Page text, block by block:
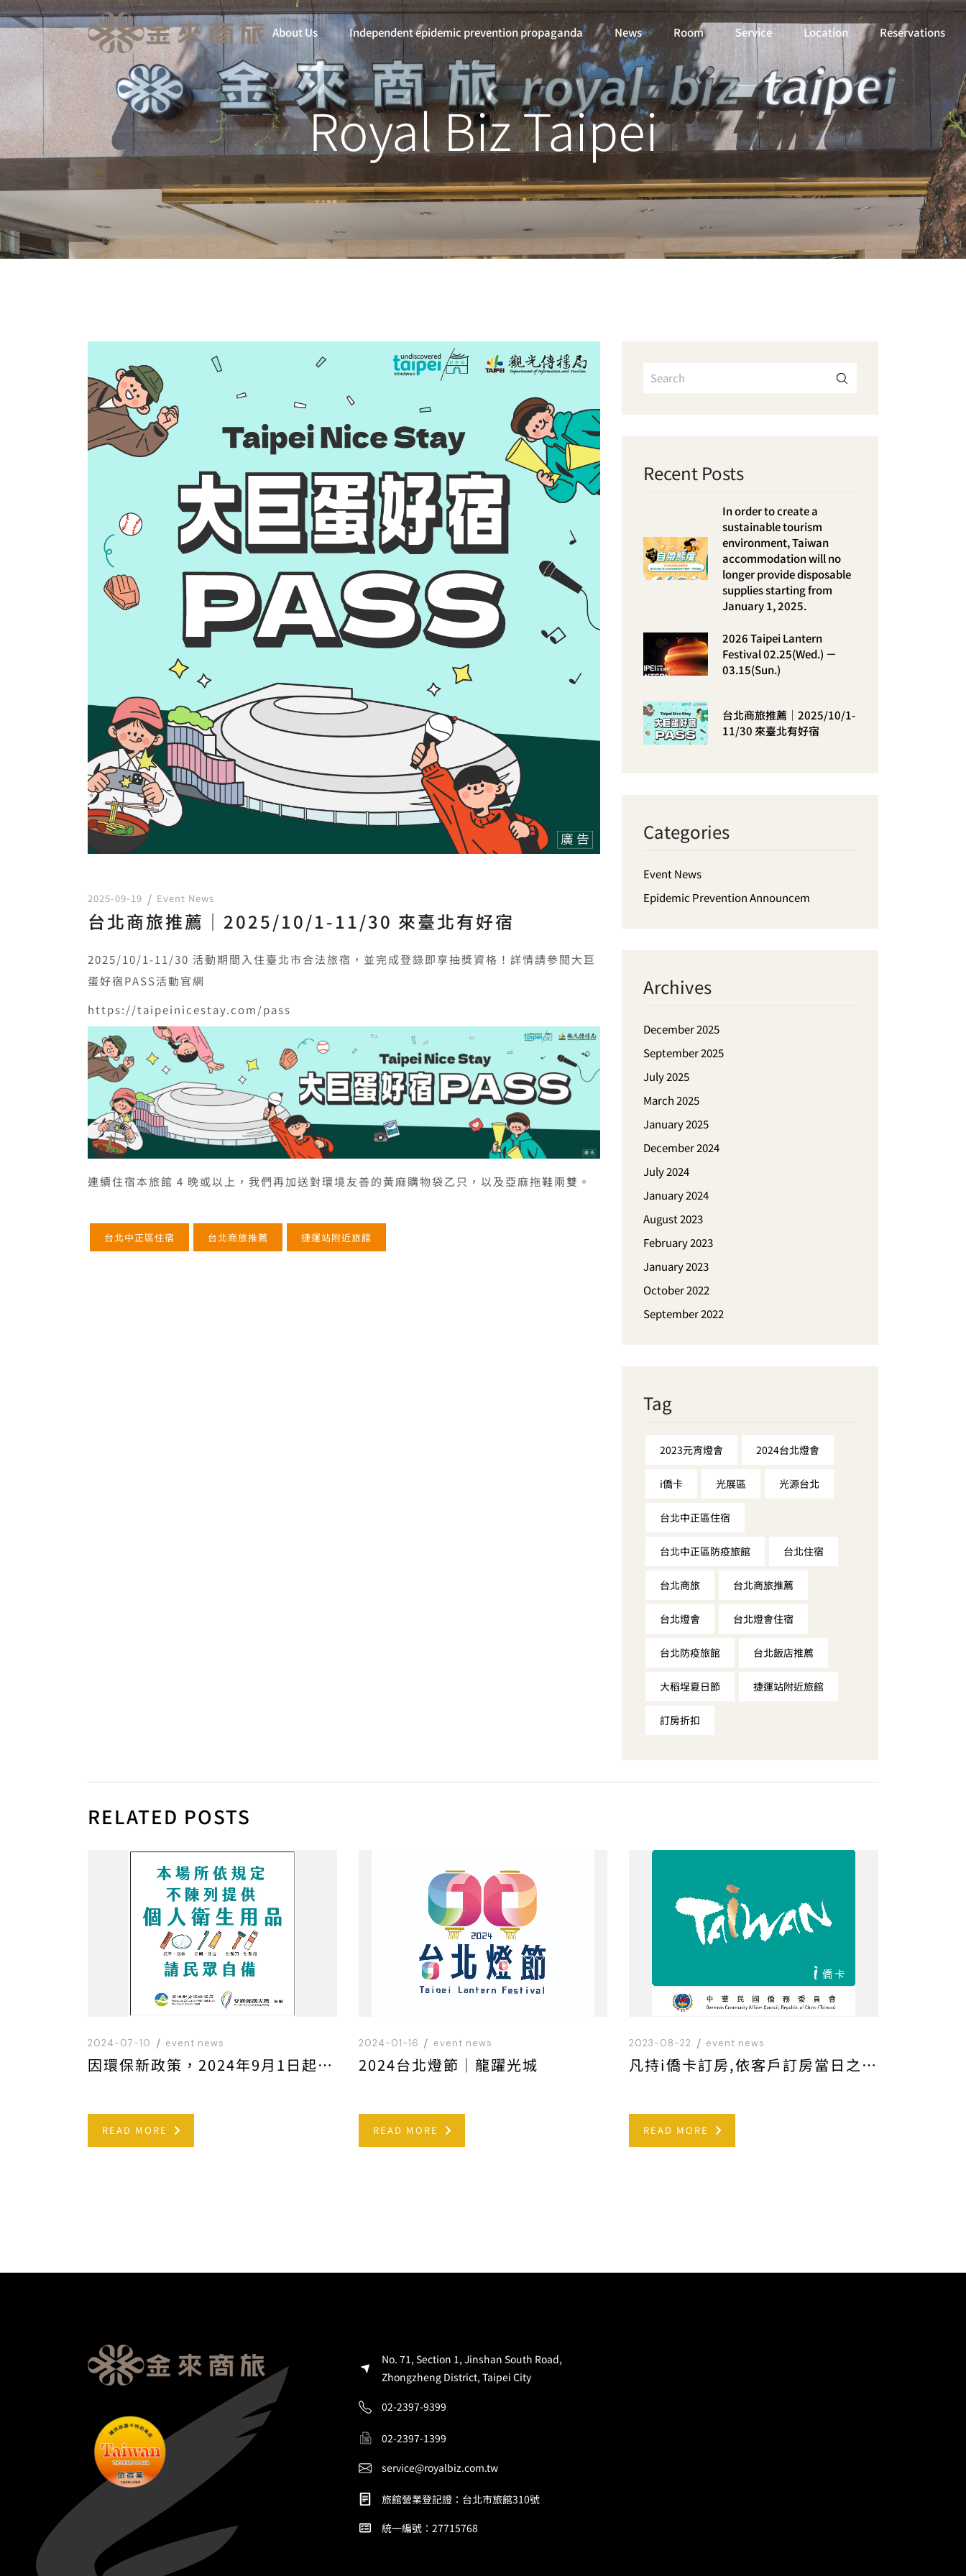
About Us Independent epidemic prevention propaganda News Room Service Location Reservations
Royal Biz Taipei
2025-09-19 Event News
台北商旅推薦｜2025/10/1-11/30 來臺北有好宿
2025/10/1-11/30 活動期間入住臺北市合法旅宿，並完成登錄即享抽獎資格！詳情請參閱大巨
蛋好宿PASS活動官網
https://taipeinicestay.com/pass
連續住宿本旅館 4 晚或以上，我們再加送對環境友善的黃麻購物袋乙只，以及亞麻拖鞋兩雙。
台北中正區住宿 台北商旅推薦 捷運站附近旅館
Recent Posts
In order to create a
sustainable tourism
environment, Taiwan
accommodation will no
longer provide disposable
supplies starting from
January 1, 2025.
2026 Taipei Lantern
Festival 02.25(Wed.) －
03.15(Sun.)
台北商旅推薦｜2025/10/1-
11/30 來臺北有好宿
Categories
Event News
Epidemic Prevention Announcem
Archives
December 2025
September 2025
July 2025
March 2025
January 2025
December 2024
July 2024
January 2024
August 2023
February 2023
January 2023
October 2022
September 2022
Tag
2023元宵燈會 2024台北燈會
i僑卡 光展區 光源台北
台北中正區住宿
台北中正區防疫旅館 台北住宿
台北商旅 台北商旅推薦
台北燈會 台北燈會住宿
台北防疫旅館 台北飯店推薦
大稻埕夏日節 捷運站附近旅館
訂房折扣
RELATED POSTS
2024-07-10 event news
因環保新政策，2024年9月1日起-提前響應不主動提供一次性備品
READ MORE
2024-01-16 event news
2024台北燈節｜龍躍光城
READ MORE
2023-08-22 event news
凡持i僑卡訂房,依客戶訂房當日之官網訂房優惠價格再享200元折扣優惠。
READ MORE
No. 71, Section 1, Jinshan South Road,
Zhongzheng District, Taipei City
02-2397-9399
02-2397-1399
service@royalbiz.com.tw
旅館營業登記證：台北市旅館310號
統一編號：27715768